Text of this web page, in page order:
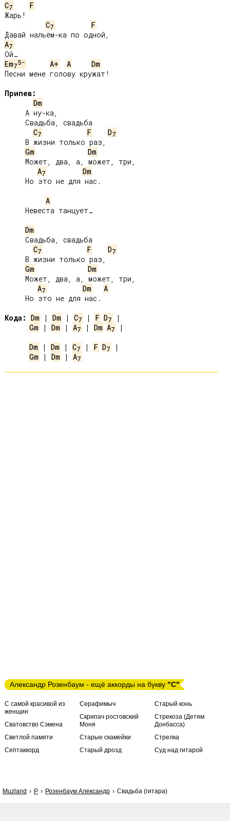
C7
F
Жарь!
C7
F
A7
Em75- A+ A
Dm
Песни мене голову кружат!
Припев:
Dm
C7 F D7
Gm
Dm
A7
Dm
A
Dm
C7 F D7
Gm
Dm
A7 Dm
A
Кода: Dm | Dm | C7 | F D7
Gm | Dm | A7 | Dm A7
|
Dm | Dm | C7 | F D7
Gm | Dm | A7
Александр Розенбаум - ещё аккорды на букву "С"
С самой красивой из
женщин
Сватовство Сэмена
Светлой памяти
Септаккорд
Серафимыч
Скрипач ростовский
Моня
Старые скамейки
Старый дрозд
Старый конь
Стрекоза (Детям
Донбасса)
Стрелка
Суд над гитарой
Muzland Р Розенбаум Александр Свадьба (гитара)